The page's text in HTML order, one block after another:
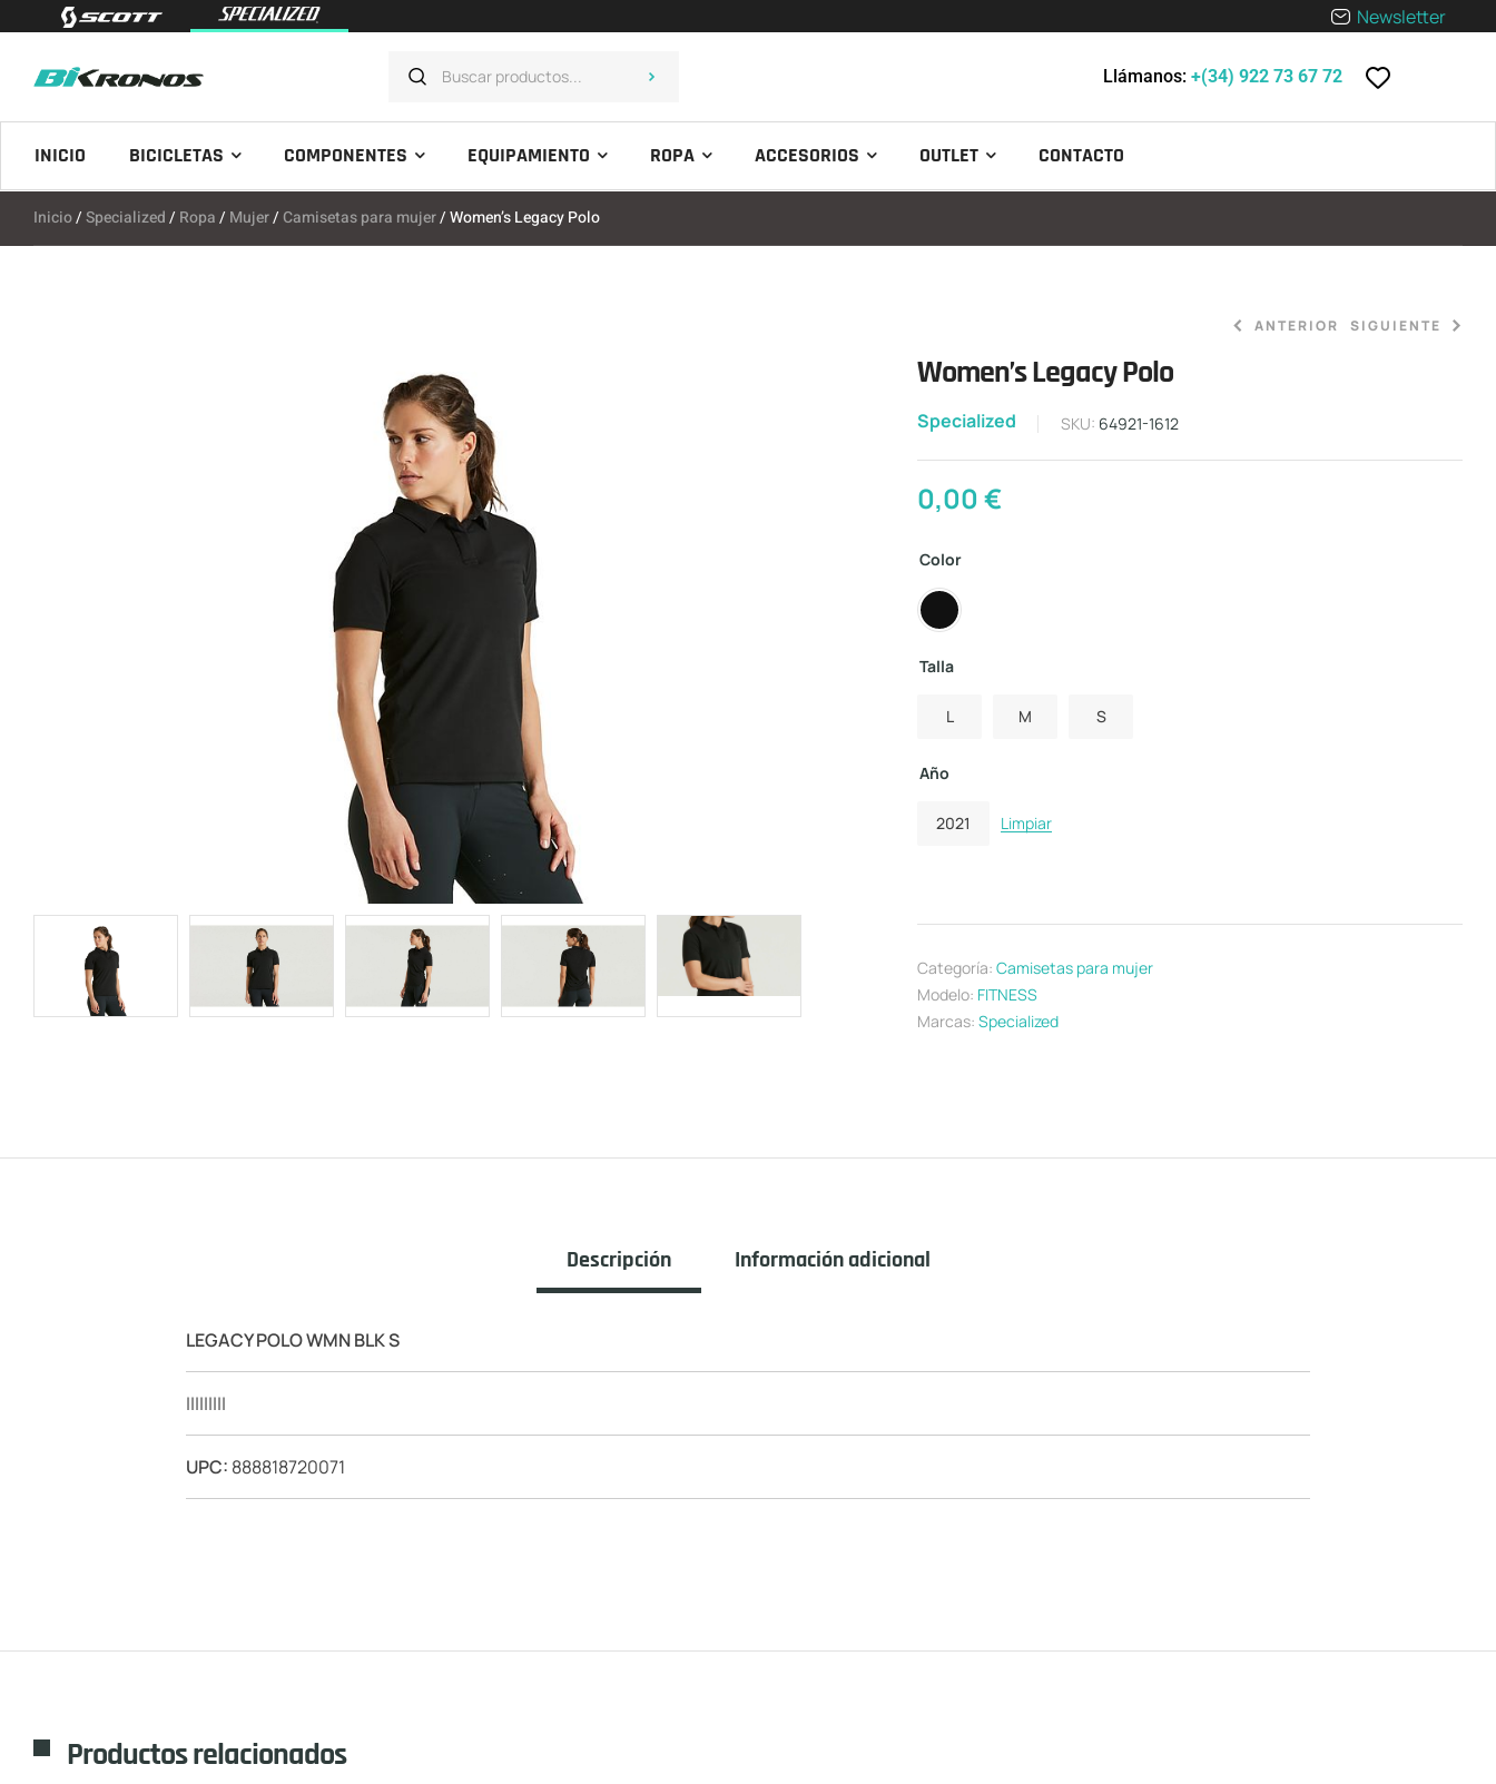
Newsletter
Llámanos: +(34) 922 73 67 72
INICIO BICICLETAS COMPONENTES EQUIPAMIENTO ROPA ACCESORIOS OUTLET CONTACTO
Inicio/Specialized/ Ropa/ Mujer/ Camisetas para mujer/ Women’s Legacy Polo
ANTERIOR SIGUIENTE
Women’s Legacy Polo
Specialized SKU: 64921-1612
0,00€
Color
Talla
L M S
Año
2021 Limpiar
Categoría: Camisetas para mujer
Modelo: FITNESS
Marcas: Specialized
Descripción Información adicional
LEGACY POLO WMN BLK S
|||||||||
UPC: 888818720071
Productos relacionados